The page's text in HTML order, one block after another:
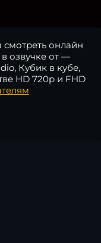
онлайн
озвучке от —
Кубик в кубе,
HD 720p и FHD